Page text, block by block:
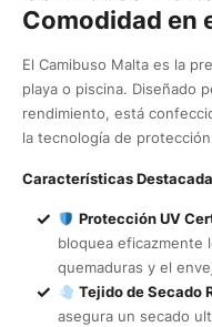
Comodidad en
El Camibuso Malta es la
playa o piscina. Diseñado
rendimiento, está
la tecnología de
Características
Protección UV
bloquea eficazmente
quemaduras y el
Tejido de Secado
asegura un secado